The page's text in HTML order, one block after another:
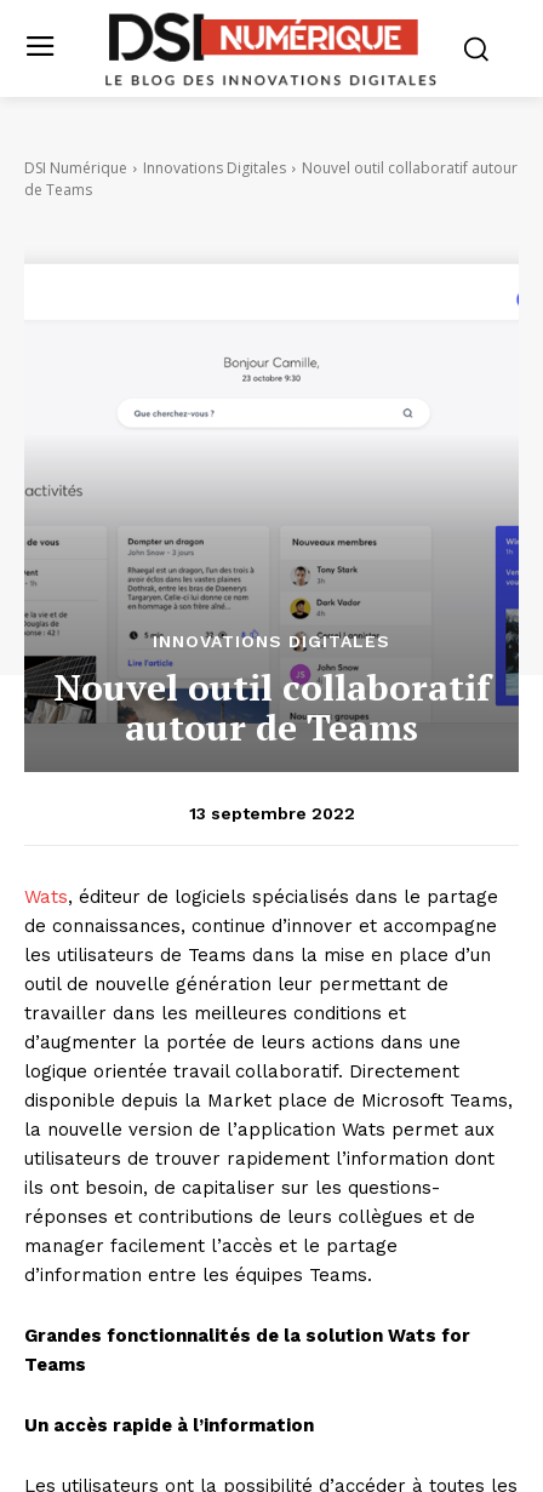
DSI Numérique Innovations Digitales
Nouvel outil collaboratif autour
de Teams
INNOVATIONS DIGITALES
Nouvel outil collaboratif
autour de Teams
13 septembre 2022
Wats, éditeur de logiciels spécialisés dans le partage
de connaissances, continue d’innover et accompagne
les utilisateurs de Teams dans la mise en place d’un
outil de nouvelle génération leur permettant de
travailler dans les meilleures conditions et
d’augmenter la portée de leurs actions dans une
logique orientée travail collaboratif. Directement
disponible depuis la Market place de Microsoft Teams,
la nouvelle version de l’application Wats permet aux
utilisateurs de trouver rapidement l’information dont
ils ont besoin, de capitaliser sur les questions-
réponses et contributions de leurs collègues et de
manager facilement l’accès et le partage
d’information entre les équipes Teams.
Grandes fonctionnalités de la solution Wats for
Teams
Un accès rapide à l’information
Les utilisateurs ont la possibilité d’accéder à toutes les